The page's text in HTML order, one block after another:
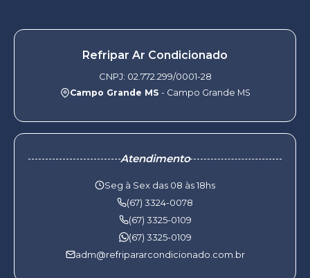
Refripar Ar Condicionado
CNPJ: 02.772.299/0001-28
Campo Grande MS - Campo Grande MS
Atendimento
Seg à Sex das 08 às 18hs
(67) 3324-0078
(67) 3325-0109
(67) 3325-0109
adm@refripararcondicionado.com.br